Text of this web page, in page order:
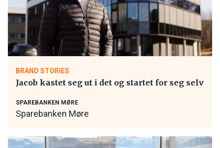
BRAND STORIES
Jacob kastet seg ut i det og startet for seg selv
SPAREBANKEN MØRE
Sparebanken Møre